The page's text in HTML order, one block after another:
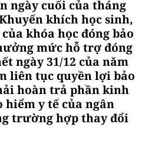
ngày cuối của tháng
khích học sinh,
khóa học đóng bảo
mức hỗ trợ đóng
ngày 31/12 của năm
liên tục quyền lợi bảo
hoàn trả phần kinh
y tế của ngân
trường hợp thay đổi